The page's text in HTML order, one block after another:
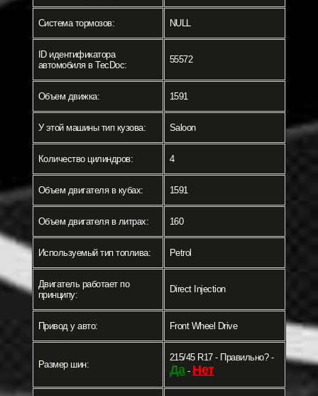
Система тормозов: NULL
ID идентификатора
автомобиля в TecDoc:
55572
Объем движка: 1591
У этой машины тип кузова: Saloon
Количество цилиндров: 4
Объем двигателя в кубах: 1591
Объем двигателя в литрах: 160
Используемый тип топлива: Petrol
Двигатель работает по
принципу:
Direct Injection
Привод у авто: Front Wheel Drive
Размер шин:
215/45 R17 - Правильно? -
Да- Нет